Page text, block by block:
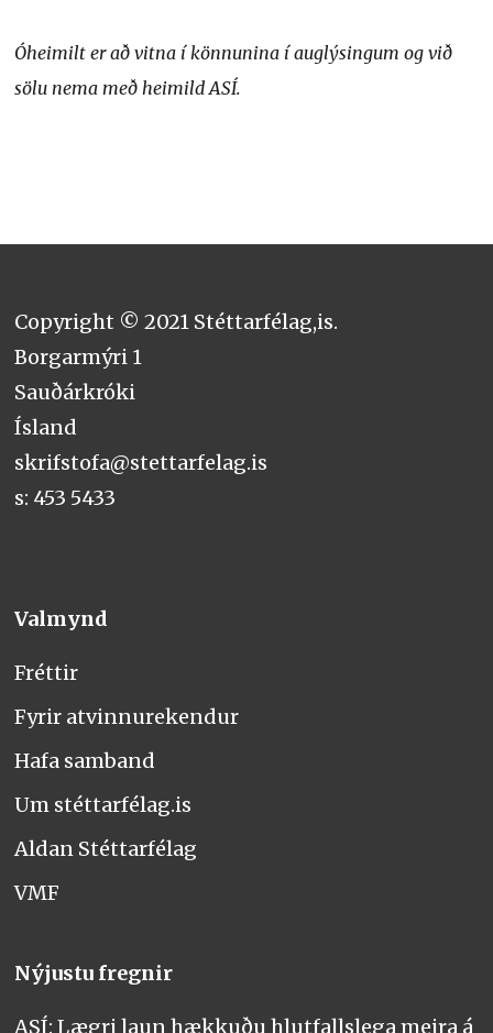
Óheimilt er að vitna í könnunina í auglýsingum og við
sölu nema með heimild ASÍ.
Copyright © 2021 Stéttarfélag,is.
Borgarmýri 1
Sauðárkróki
Ísland
skrifstofa@stettarfelag.is
s: 453 5433
Valmynd
Fréttir
Fyrir atvinnurekendur
Hafa samband
Um stéttarfélag.is
Aldan Stéttarfélag
VMF
Nýjustu fregnir
ASÍ: Lægri laun hækkuðu hlutfallslega meira á